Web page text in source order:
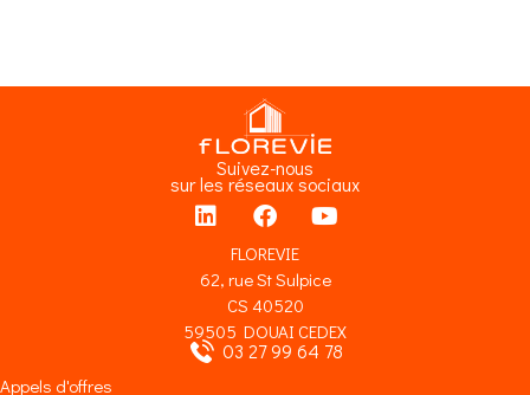
Suivez-nous
sur les réseaux sociaux
FLOREVIE
62, rue St Sulpice
CS 40520
59505 DOUAI CEDEX
03 27 99 64 78
Appels d'offres